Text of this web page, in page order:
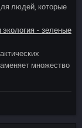
людей, которые
- зеленые
множество